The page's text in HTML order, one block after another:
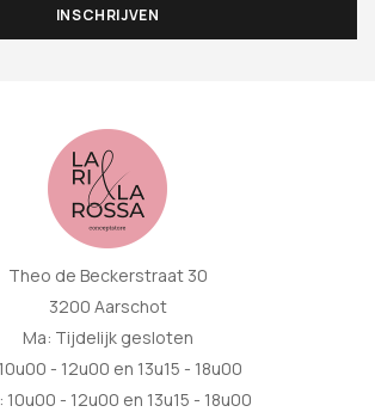
Theo de Beckerstraat 30
3200 Aarschot
Ma: Tijdelijk gesloten
- 12u00 en 13u15 - 18u00
10u00 - 12u00 en 13u15 - 18u00